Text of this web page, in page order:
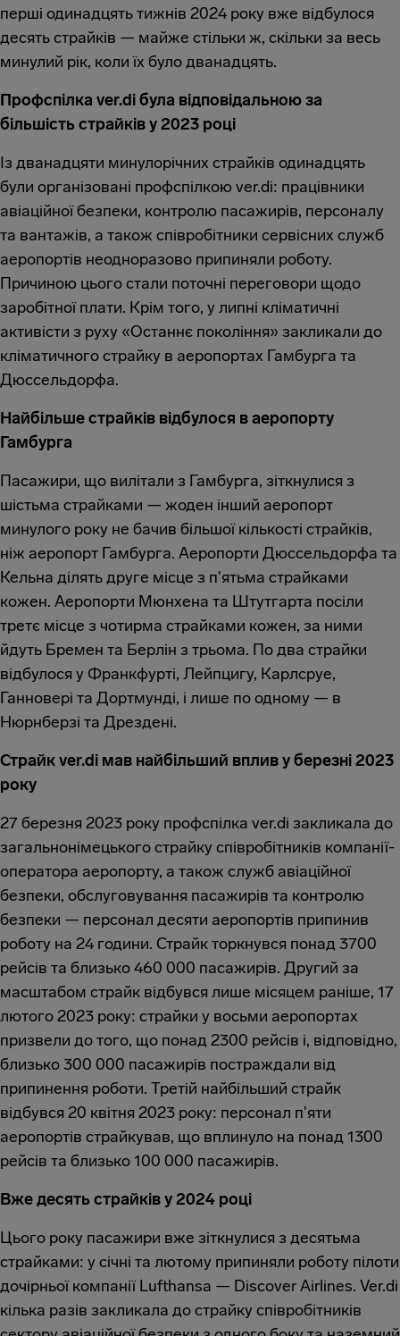
перші одинадцять тижнів 2024 року вже відбулося
десять страйків — майже стільки ж, скільки за весь
минулий рік, коли їх було дванадцять.
Профспілка ver.di була відповідальною за
більшість страйків у 2023 році
Із дванадцяти минулорічних страйків одинадцять
були організовані профспілкою ver.di: працівники
авіаційної безпеки, контролю пасажирів, персоналу
та вантажів, а також співробітники сервісних служб
аеропортів неодноразово припиняли роботу.
Причиною цього стали поточні переговори щодо
заробітної плати. Крім того, у липні кліматичні
активісти з руху «Останнє покоління» закликали до
кліматичного страйку в аеропортах Гамбурга та
Дюссельдорфа.
Найбільше страйків відбулося в аеропорту
Гамбурга
Пасажири, що вилітали з Гамбурга, зіткнулися з
шістьма страйками — жоден інший аеропорт
минулого року не бачив більшої кількості страйків,
ніж аеропорт Гамбурга. Аеропорти Дюссельдорфа та
Кельна ділять друге місце з п'ятьма страйками
кожен. Аеропорти Мюнхена та Штутгарта посіли
третє місце з чотирма страйками кожен, за ними
йдуть Бремен та Берлін з трьома. По два страйки
відбулося у Франкфурті, Лейпцигу, Карлсруе,
Ганновері та Дортмунді, і лише по одному — в
Нюрнберзі та Дрездені.
Страйк ver.di мав найбільший вплив у березні 2023
року
27 березня 2023 року профспілка ver.di закликала до
загальнонімецького страйку співробітників компанії-
оператора аеропорту, а також служб авіаційної
безпеки, обслуговування пасажирів та контролю
безпеки — персонал десяти аеропортів припинив
роботу на 24 години. Страйк торкнувся понад 3700
рейсів та близько 460 000 пасажирів. Другий за
масштабом страйк відбувся лише місяцем раніше, 17
лютого 2023 року: страйки у восьми аеропортах
призвели до того, що понад 2300 рейсів і, відповідно,
близько 300 000 пасажирів постраждали від
припинення роботи. Третій найбільший страйк
відбувся 20 квітня 2023 року: персонал п'яти
аеропортів страйкував, що вплинуло на понад 1300
рейсів та близько 100 000 пасажирів.
Вже десять страйків у 2024 році
Цього року пасажири вже зіткнулися з десятьма
страйками: у січні та лютому припиняли роботу пілоти
дочірньої компанії Lufthansa — Discover Airlines. Ver.di
кілька разів закликала до страйку співробітників